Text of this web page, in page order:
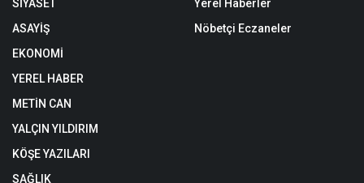
SİYASET
ASAYİŞ
EKONOMİ
YEREL HABER
METİN CAN
YALÇIN YILDIRIM
KÖŞE YAZILARI
SAĞLIK
Yerel Haberler
Nöbetçi Eczaneler